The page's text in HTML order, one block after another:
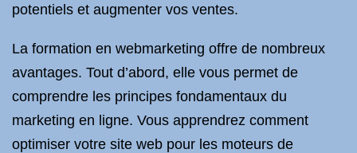
potentiels et augmenter vos ventes.
La formation en webmarketing offre de nombreux
avantages. Tout d’abord, elle vous permet de
comprendre les principes fondamentaux du
marketing en ligne. Vous apprendrez comment
optimiser votre site web pour les moteurs de